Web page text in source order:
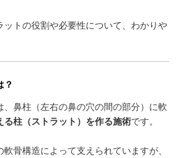
トの役割や必要性について、わかりや
？
、鼻柱（左右の鼻の穴の間の部分）に軟
る柱（ストラット）を作る施術です。
骨構造によって支えられていますが、